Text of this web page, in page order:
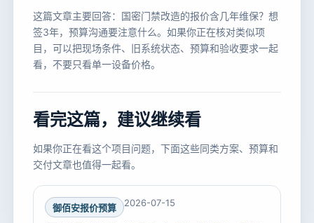
这篇文章主要回答：国密门禁改造的报价含几年维保？想
签3年，预算沟通要注意什么。如果你正在核对类似项
目，可以把现场条件、旧系统状态、预算和验收要求一起
看，不要只看单一设备价格。
看完这篇，建议继续看
如果你正在看这个项目问题，下面这些同类方案、预算和
交付文章也值得一起看。
御佰安报价预算 2026-07-15